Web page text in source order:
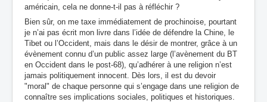
américain, cela ne donne-t-il pas à réfléchir ?
Bien sûr, on me taxe immédiatement de prochinoise, pourtant
je n’ai pas écrit mon livre dans l’idée de défendre la Chine, le
Tibet ou l’Occident, mais dans le désir de montrer, grâce à un
évènement connu d’un public assez large (l’avènement du BT
en Occident dans le post-68), qu’adhérer à une religion n’est
jamais politiquement innocent. Dès lors, il est du devoir
"moral" de chaque personne qui s’engage dans une religion de
connaître ses implications sociales, politiques et historiques.